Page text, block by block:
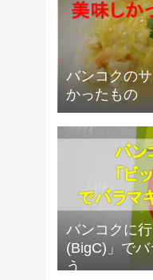
バンコクの
かったもの
バンコクに
(BigC)」で
う